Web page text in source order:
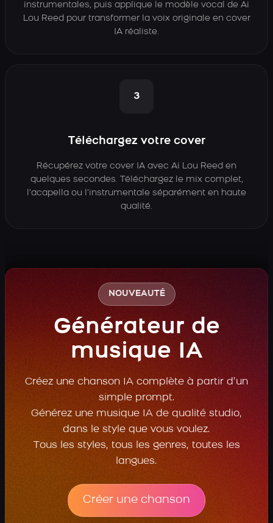
instrumentales, puis applique le modèle vocal de Ai
Lou Reed pour transformer la voix originale en cover
IA réaliste.
3
Téléchargez votre cover
Récupérez votre cover IA avec Ai Lou Reed en
quelques secondes. Téléchargez le mix complet,
l’acapella ou l’instrumentale séparément en haute
qualité.
NOUVEAUTÉ
Générateur de
musique IA
Créez une chanson IA complète à partir d’un
simple prompt.
Générez une musique IA de qualité studio,
dans le style que vous voulez.
Tous les styles, tous les genres, toutes les
langues.
Créer une chanson